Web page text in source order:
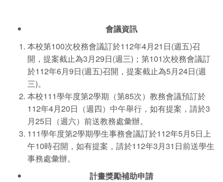
會議資訊
本校第100次校務會議訂於112年4月21日(週五)召
開，提案截止為3月29日(週三)；第101次校務會議訂
於112年6月9日(週五)召開，提案截止為5月24日(週
三)。
本校111學年度第2學期（第85次）教務會議預訂於
112年4月20日（週四）中午舉行，如有提案，請於3
月25日（週六）前送教務處彙辦。
111學年度第2學期學生事務會議訂於112年5月5日上
午10時召開，如有提案，請於112年3月31日前送學生
事務處彙辦。
計畫獎勵補助申請